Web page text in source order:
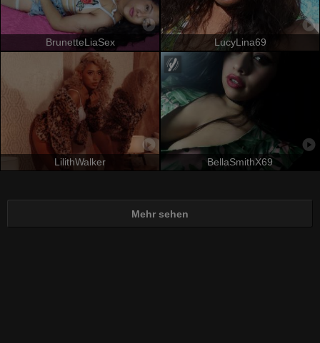
BrunetteLiaSex LucyLina69
LilithWalker BellaSmithX69
Mehr sehen